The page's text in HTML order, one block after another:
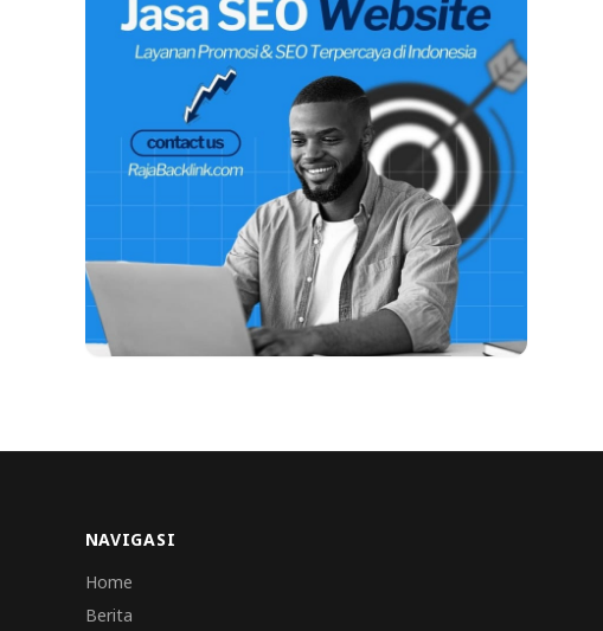
NAVIGASI
Home
Berita